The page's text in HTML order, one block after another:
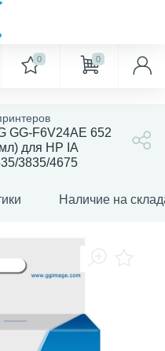
0 0
GG-F6V24AE 652
для HP IA
3835/4675
Наличие на